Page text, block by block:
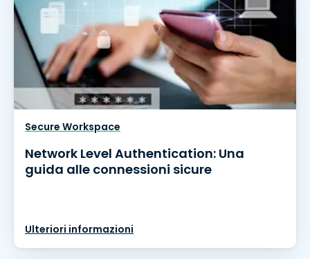
Secure Workspace
Network Level Authentication: Una
guida alle connessioni sicure
Ulteriori informazioni